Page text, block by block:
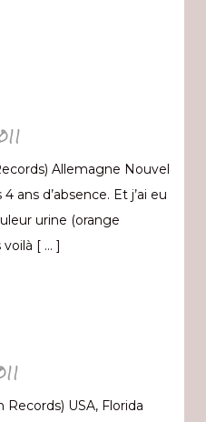
Allemagne Nouvel
ans d’absence. Et j’ai eu
urine (orange
[ … ]
Records) USA, Florida